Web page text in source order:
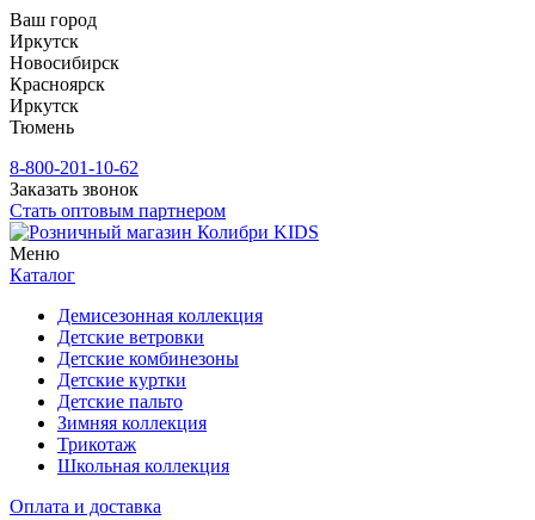
Ваш город
Иркутск
Новосибирск
Красноярск
Иркутск
Тюмень
8-800-201-10-62
Заказать звонок
Стать оптовым партнером
Меню
Каталог
Демисезонная коллекция
Детские ветровки
Детские комбинезоны
Детские куртки
Детские пальто
Зимняя коллекция
Трикотаж
Школьная коллекция
Оплата и доставка